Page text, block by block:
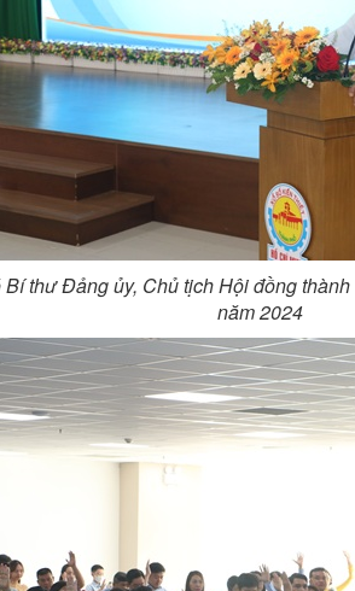
thư Đảng ủy, Chủ tịch Hội đồng
năm 2024